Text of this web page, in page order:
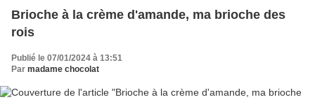
Brioche à la crème d'amande, ma brioche des
rois
Publié le 07/01/2024 à 13:51
Par madame chocolat